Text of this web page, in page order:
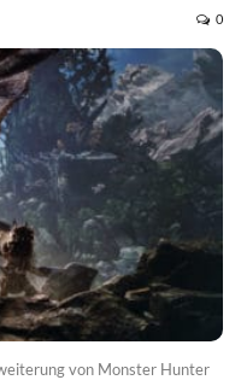
0
von Monster Hunter